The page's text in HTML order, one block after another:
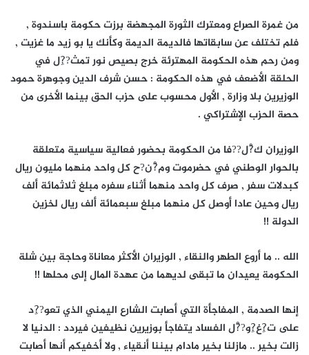
من غمرة الصراع ومعترك الثورة المجهضة برزت حكومة باسندوة ,
فلم تختلف عن سابقاتها فالديمة الديمة وكأنك يا بو زيد ما غزيت ,
ومن رحم هذه الحكومة المهترئة خرج بصيص نور تمث??ِل في
الحلقة الأضعف في هذه الحكومة : حسن شرف الدين وجوهرة حمود
الوزيرين بلا وزارة , الأول محسوب على حزب الحق بينما الأخرى من
حصة الحزب الإشتراكي .
الوزيران ك?ْل??فا من الحكومة بحضور فعالية سياسية متعلقة
بالحوار الوطني في حضرموت وم?ْن?ح كل واحد منهما مليون ريال
كبدلات سفر , صرف كل واحد منهما أثناء سفره مبلغ ثلاثمائة ألف
ريال وحين عادا أوصل كل منهما مبلغ سبعمائة ألف ريال لخزين
الدولة !!
الله .. ما أروع الطهر والنقاء , الوزيران الأكثر معاناة وحاجة بين شلة
الحكومة يعيدان ما تبقى لديهما من عهدة المال إلى محلها !!
إنها الصدمة , المفاجأة التي أصابت الشارع اليمني الذي تعو??ِد
على ت?ِغ?ِو??ْل الفساد يتفاجأ بوزيرين نظيفين فيردد : الدنيا لا
زالت بخير .. مازلنا بخير مادام بيننا أنقياء , ولا أخفيكم أنها أصابت